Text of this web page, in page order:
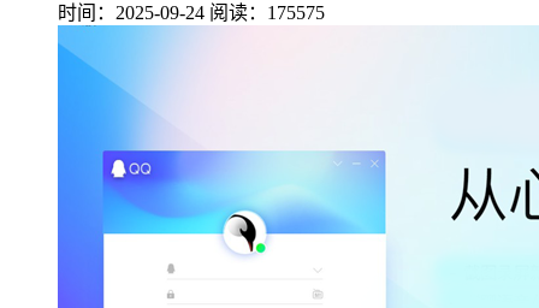
时间：2025-09-24 阅读：175575